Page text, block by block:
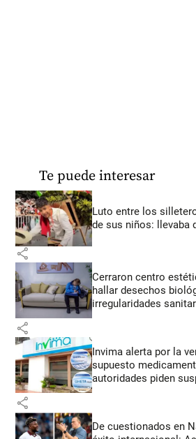
Te puede interesar
Luto entre los
de sus niños: llevaba
share
Cerraron centro
hallar desechos
irregularidades
share
Invima alerta por la
supuesto
autoridades piden
share
De cuestionados en